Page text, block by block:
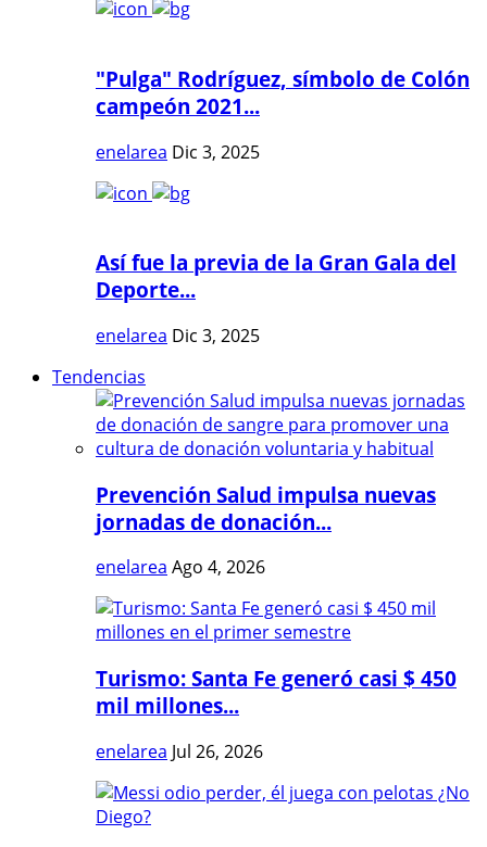
"Pulga" Rodríguez, símbolo de Colón
campeón 2021...
enelarea Dic 3, 2025
Así fue la previa de la Gran Gala del
Deporte...
enelarea Dic 3, 2025
Tendencias
Prevención Salud impulsa nuevas
jornadas de donación...
enelarea Ago 4, 2026
Turismo: Santa Fe generó casi $ 450
mil millones...
enelarea Jul 26, 2026